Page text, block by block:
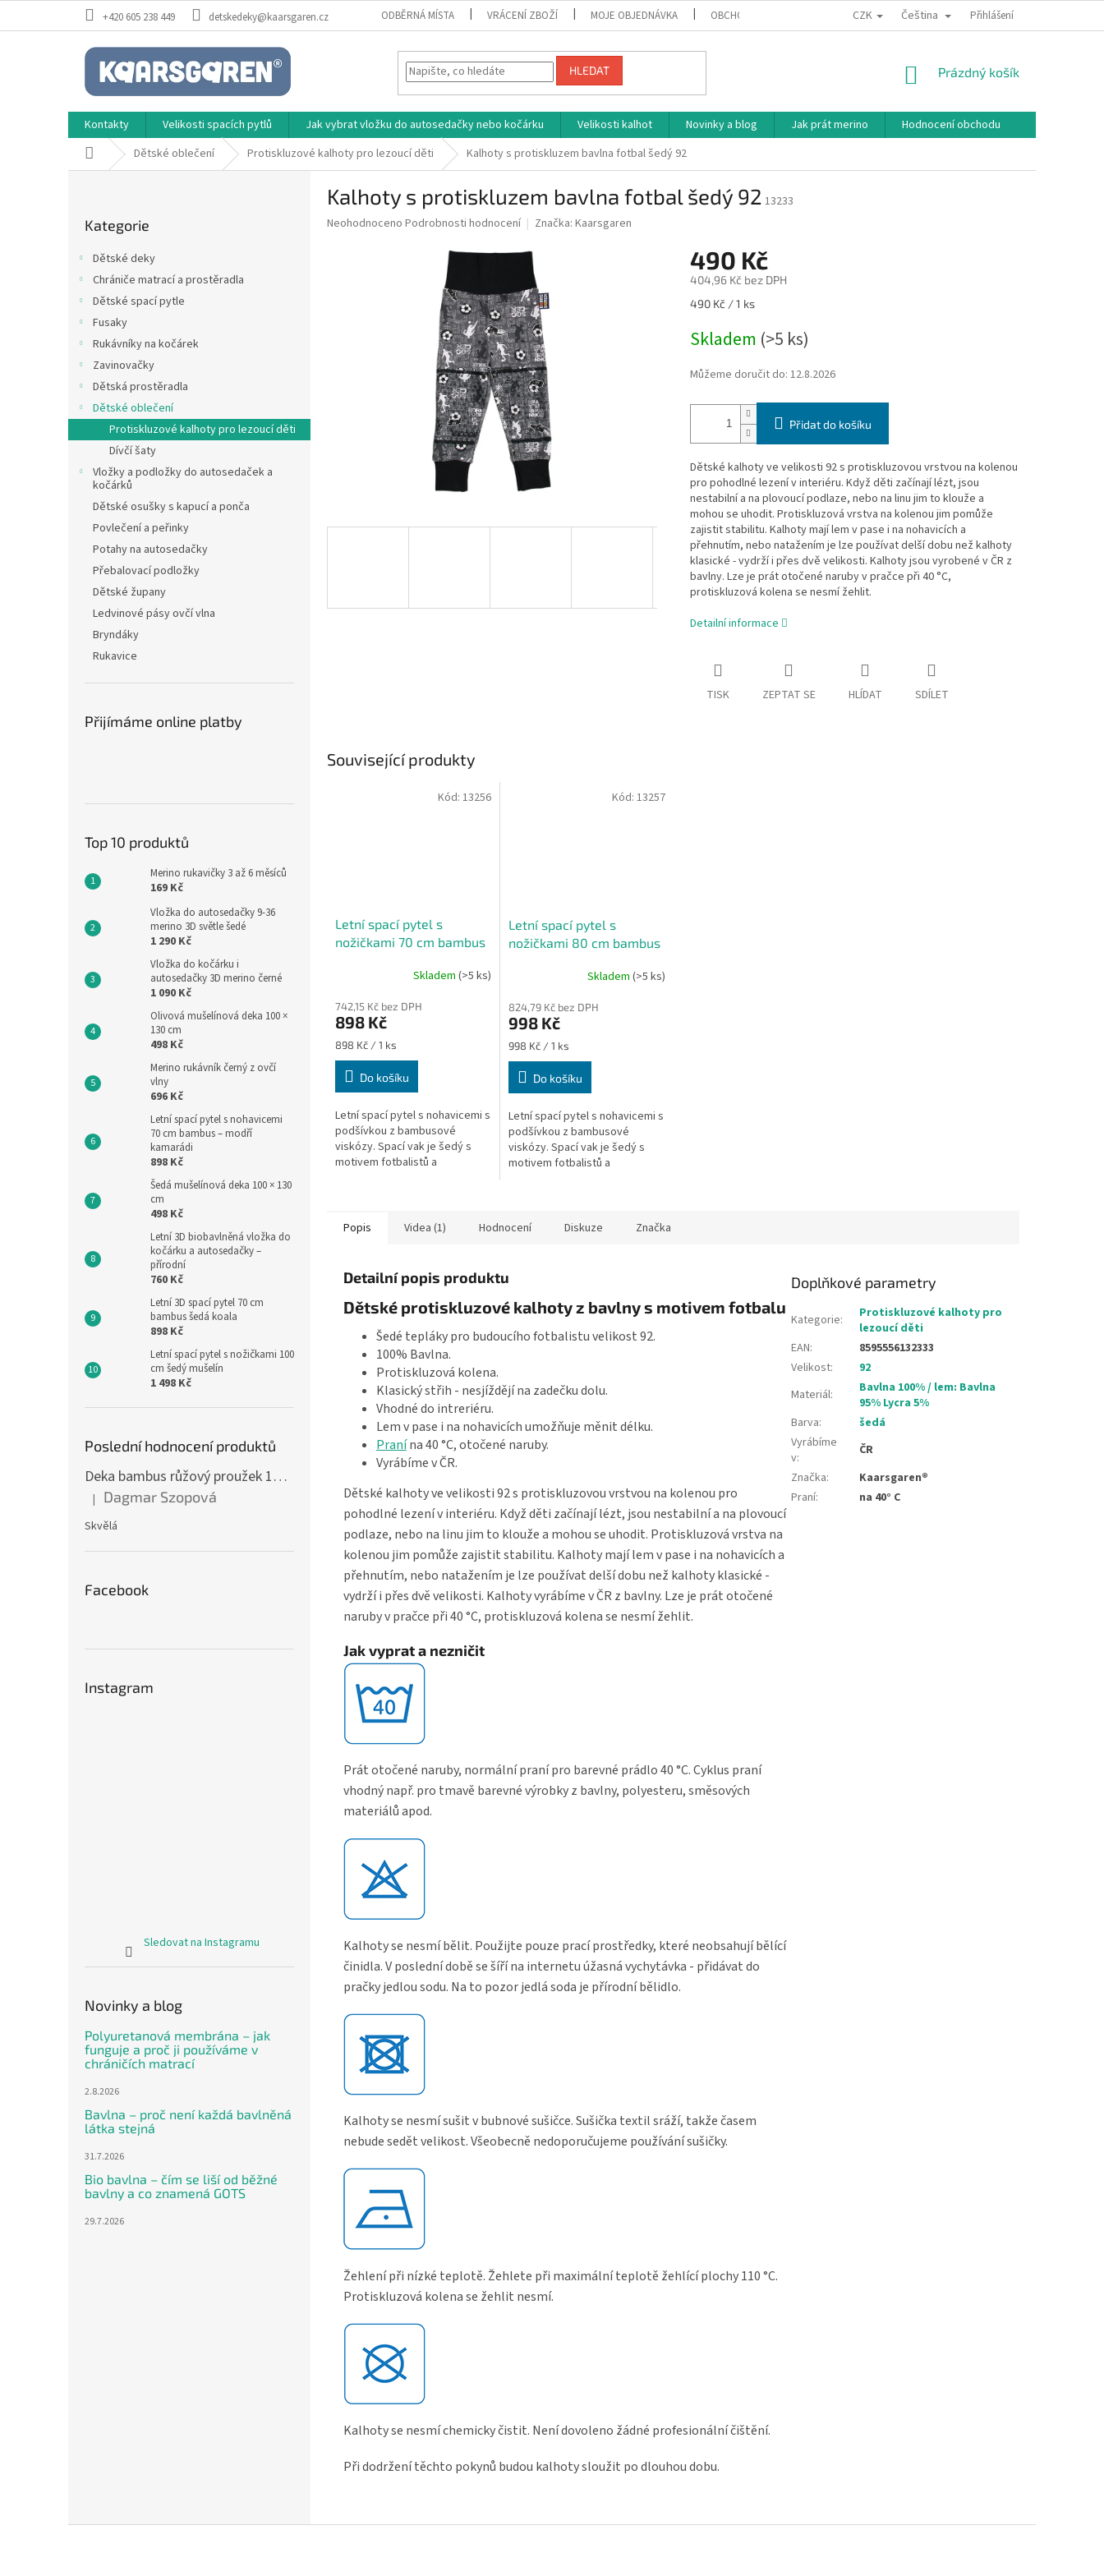
+420 605 238 449 detskedeky@kaarsgaren.cz ODBĚRNÁ MÍSTA VRÁCENÍ ZBOŽÍ MOJE OBJEDNÁVKA OBCHODNÍ PODMÍNKY PODMÍNKY OCHRANY OSOBNÍCH ÚDAJŮ
CZK Čeština Přihlášení
HLEDAT
NÁKUPNÍ
Prázdný košík
Kontakty Velikosti spacích pytlů Jak vybrat vložku do autosedačky nebo kočárku Velikosti kalhot Novinky a blog Jak prát merino
Hodnocení obchodu
Domů Dětské oblečení Protiskluzové kalhoty pro lezoucí děti Kalhoty s protiskluzem bavlna fotbal šedý 92
l
kategorie
Kategorie
Dětské deky
Chrániče matrací a prostěradla
Dětské spací pytle
Fusaky
Rukávníky na kočárek
Zavinovačky
Dětská prostěradla
Dětské oblečení
Protiskluzové kalhoty pro lezoucí děti
Dívčí šaty
Vložky a podložky do autosedaček a
kočárků
Dětské osušky s kapucí a ponča
Povlečení a peřinky
Potahy na autosedačky
Přebalovací podložky
Dětské župany
Ledvinové pásy ovčí vlna
Bryndáky
Rukavice
Přijímáme online platby
Top 10 produktů
Merino rukavičky 3 až 6 měsíců
169 Kč
Vložka do autosedačky 9-36
merino 3D světle šedé
1 290 Kč
Vložka do kočárku i
autosedačky 3D merino černé
1 090 Kč
Olivová mušelínová deka 100 ×
130 cm
498 Kč
Merino rukávník černý z ovčí
vlny
696 Kč
Letní spací pytel s nohavicemi
70 cm bambus – modří
kamarádi
898 Kč
Šedá mušelínová deka 100 × 130
cm
498 Kč
Letní 3D biobavlněná vložka do
kočárku a autosedačky –
přírodní
760 Kč
Letní 3D spací pytel 70 cm
bambus šedá koala
898 Kč
Letní spací pytel s nožičkami 100
cm šedý mušelín
1 498 Kč
Poslední hodnocení produktů
Deka bambus růžový proužek 160 x 200 cm
Hodnocení produktu je 5 z 5 hvězdiček.
| Dagmar Szopová
Skvělá
Facebook
Instagram
Sledovat na Instagramu
Novinky a blog
Polyuretanová membrána – jak
funguje a proč ji používáme v
chráničích matrací
2.8.2026
Bavlna – proč není každá bavlněná
látka stejná
31.7.2026
Bio bavlna – čím se liší od běžné
bavlny a co znamená GOTS
29.7.2026
Kalhoty s protiskluzem bavlna fotbal šedý 92 13233
Průměrné
Neohodnoceno Podrobnosti hodnocení Značka: Kaarsgaren
490 Kč
404,96 Kč bez DPH
Měrná
490 Kč / 1 ks
Skladem (>5 ks)
Můžeme doručit do: 12.8.2026
Přidat do košíku
Dětské kalhoty ve velikosti 92 s protiskluzovou vrstvou na kolenou
pro pohodlné lezení v interiéru. Když děti začínají lézt, jsou
nestabilní a na plovoucí podlaze, nebo na linu jim to klouže a
mohou se uhodit. Protiskluzová vrstva na kolenou jim pomůže
zajistit stabilitu. Kalhoty mají lem v pase i na nohavicích a
přehnutím, nebo natažením je lze používat delší dobu než kalhoty
klasické - vydrží i přes dvě velikosti. Kalhoty jsou vyrobené v ČR z
bavlny. Lze je prát otočené naruby v pračce při 40 °C,
protiskluzová kolena se nesmí žehlit.
Detailní informace
TISK ZEPTAT SE HLÍDAT SDÍLET
Související produkty
Letní spací pytel s
nožičkami 70 cm bambus
Skladem (>5 ks)
742,15 Kč bez DPH
898 Kč
Měrná
cena:
898 Kč / 1 ks
Do košíku
Letní spací pytel s nohavicemi s
podšívkou z bambusové
viskózy. Spací vak je šedý s
motivem fotbalistů a
Kód: 13256
Letní spací pytel s
nožičkami 80 cm bambus
Skladem (>5 ks)
824,79 Kč bez DPH
998 Kč
Měrná
cena:
998 Kč / 1 ks
Do košíku
Letní spací pytel s nohavicemi s
podšívkou z bambusové
viskózy. Spací vak je šedý s
motivem fotbalistů a
Kód: 13257
Popis Videa (1) Hodnocení Diskuze Značka
Detailní popis produktu
Dětské protiskluzové kalhoty z bavlny s motivem fotbalu
Šedé tepláky pro budoucího fotbalistu velikost 92.
100% Bavlna.
Protiskluzová kolena.
Klasický střih - nesjíždějí na zadečku dolu.
Vhodné do intreriéru.
Lem v pase i na nohavicích umožňuje měnit délku.
Pranína 40 °C, otočené naruby.
Vyrábíme v ČR.
Dětské kalhoty ve velikosti 92 s protiskluzovou vrstvou na kolenou pro
pohodlné lezení v interiéru. Když děti začínají lézt, jsou nestabilní a na plovoucí
podlaze, nebo na linu jim to klouže a mohou se uhodit. Protiskluzová vrstva na
kolenou jim pomůže zajistit stabilitu. Kalhoty mají lem v pase i na nohavicích a
přehnutím, nebo natažením je lze používat delší dobu než kalhoty klasické -
vydrží i přes dvě velikosti. Kalhoty vyrábíme v ČR z bavlny. Lze je prát otočené
naruby v pračce při 40 °C, protiskluzová kolena se nesmí žehlit.
Jak vyprat a nezničit
Prát otočené naruby, normální praní pro barevné prádlo 40 °C. Cyklus praní
vhodný např. pro tmavě barevné výrobky z bavlny, polyesteru, směsových
materiálů apod.
Kalhoty se nesmí bělit. Použijte pouze prací prostředky, které neobsahují bělící
činidla. V poslední době se šíří na internetu úžasná vychytávka - přidávat do
pračky jedlou sodu. Na to pozor jedlá soda je přírodní bělidlo.
Kalhoty se nesmí sušit v bubnové sušičce. Sušička textil sráží, takže časem
nebude sedět velikost. Všeobecně nedoporučujeme používání sušičky.
Žehlení při nízké teplotě. Žehlete při maximální teplotě žehlící plochy 110 °C.
Protiskluzová kolena se žehlit nesmí.
Kalhoty se nesmí chemicky čistit. Není dovoleno žádné profesionální čištění.
Při dodržení těchto pokynů budou kalhoty sloužit po dlouhou dobu.
Doplňkové parametry
Kategorie:
Protiskluzové kalhoty pro
lezoucí děti
EAN:
8595556132333
Velikost:
92
Materiál:
Bavlna 100% / lem: Bavlna
95% Lycra 5%
Barva:
šedá
Vyrábíme
v:
ČR
Značka:
Kaarsgaren®
Praní: na 40° C